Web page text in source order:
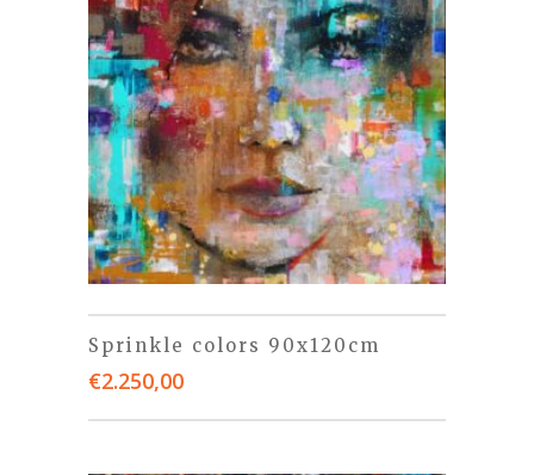
Sprinkle colors 90x120cm
€2.250,00